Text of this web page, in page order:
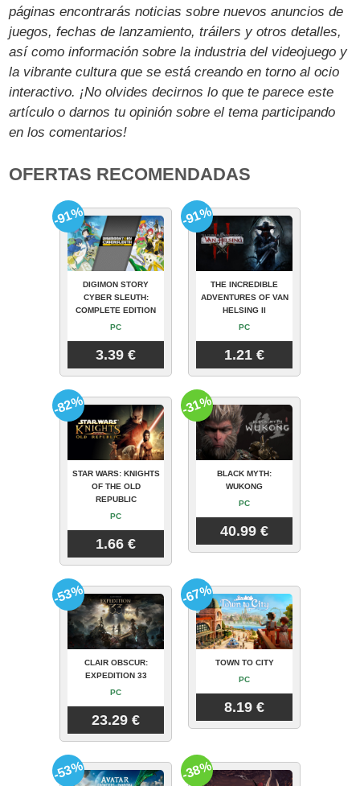
páginas encontrarás noticias sobre nuevos anuncios de
juegos, fechas de lanzamiento, tráilers y otros detalles,
así como información sobre la industria del videojuego y
la vibrante cultura que se está creando en torno al ocio
interactivo. ¡No olvides decirnos lo que te parece este
artículo o darnos tu opinión sobre el tema participando
en los comentarios!
OFERTAS RECOMENDADAS
DIGIMON STORY
CYBER SLEUTH:
COMPLETE EDITION
PC
3.39 €
-91%
THE INCREDIBLE
ADVENTURES OF VAN
HELSING II
PC
1.21 €
-91%
STAR WARS: KNIGHTS
OF THE OLD
REPUBLIC
PC
1.66 €
-82%
BLACK MYTH:
WUKONG
PC
40.99 €
-31%
CLAIR OBSCUR:
EXPEDITION 33
PC
23.29 €
-53%
TOWN TO CITY
PC
8.19 €
-67%
-53% -38%